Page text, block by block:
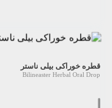
قطره خوراکی بیلی ناستر
Bilineaster Herbal Oral Drop